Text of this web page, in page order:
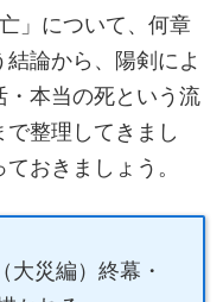
」について、何章
論から、陽剣によ
・本当の死という流
整理してきまし
おきましょう。
大災編）終幕・